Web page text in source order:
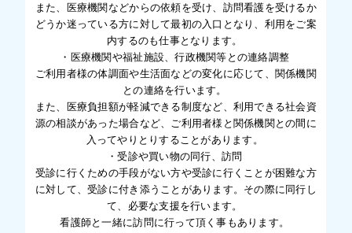
また、医療機関などからの依頼を受け、訪問看護を受けるか
どうか迷っている方に対して最初の入口となり、利用をご案
内するのも仕事となります。
・医療機関や福祉施設、行政機関等との連絡調整
ご利用者様の体調面や生活面などの変化に応じて、関係機関
との連絡を行います。
また、医療負担額が軽減できる制度など、利用できる社会資
源の相談があった場合など、ご利用者様と関係機関との間に
入ってやりとりすることがあります。
・受診や買い物の同行、訪問
受診に行くための手段がない方や受診に行くことが困難な方
に対して、受診に付き添うことがあります。その際に同行し
て、必要な支援を行います。
看護師と一緒に訪問に行って頂く事もあります。